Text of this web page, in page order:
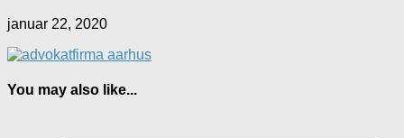
januar 22, 2020
You may also like...